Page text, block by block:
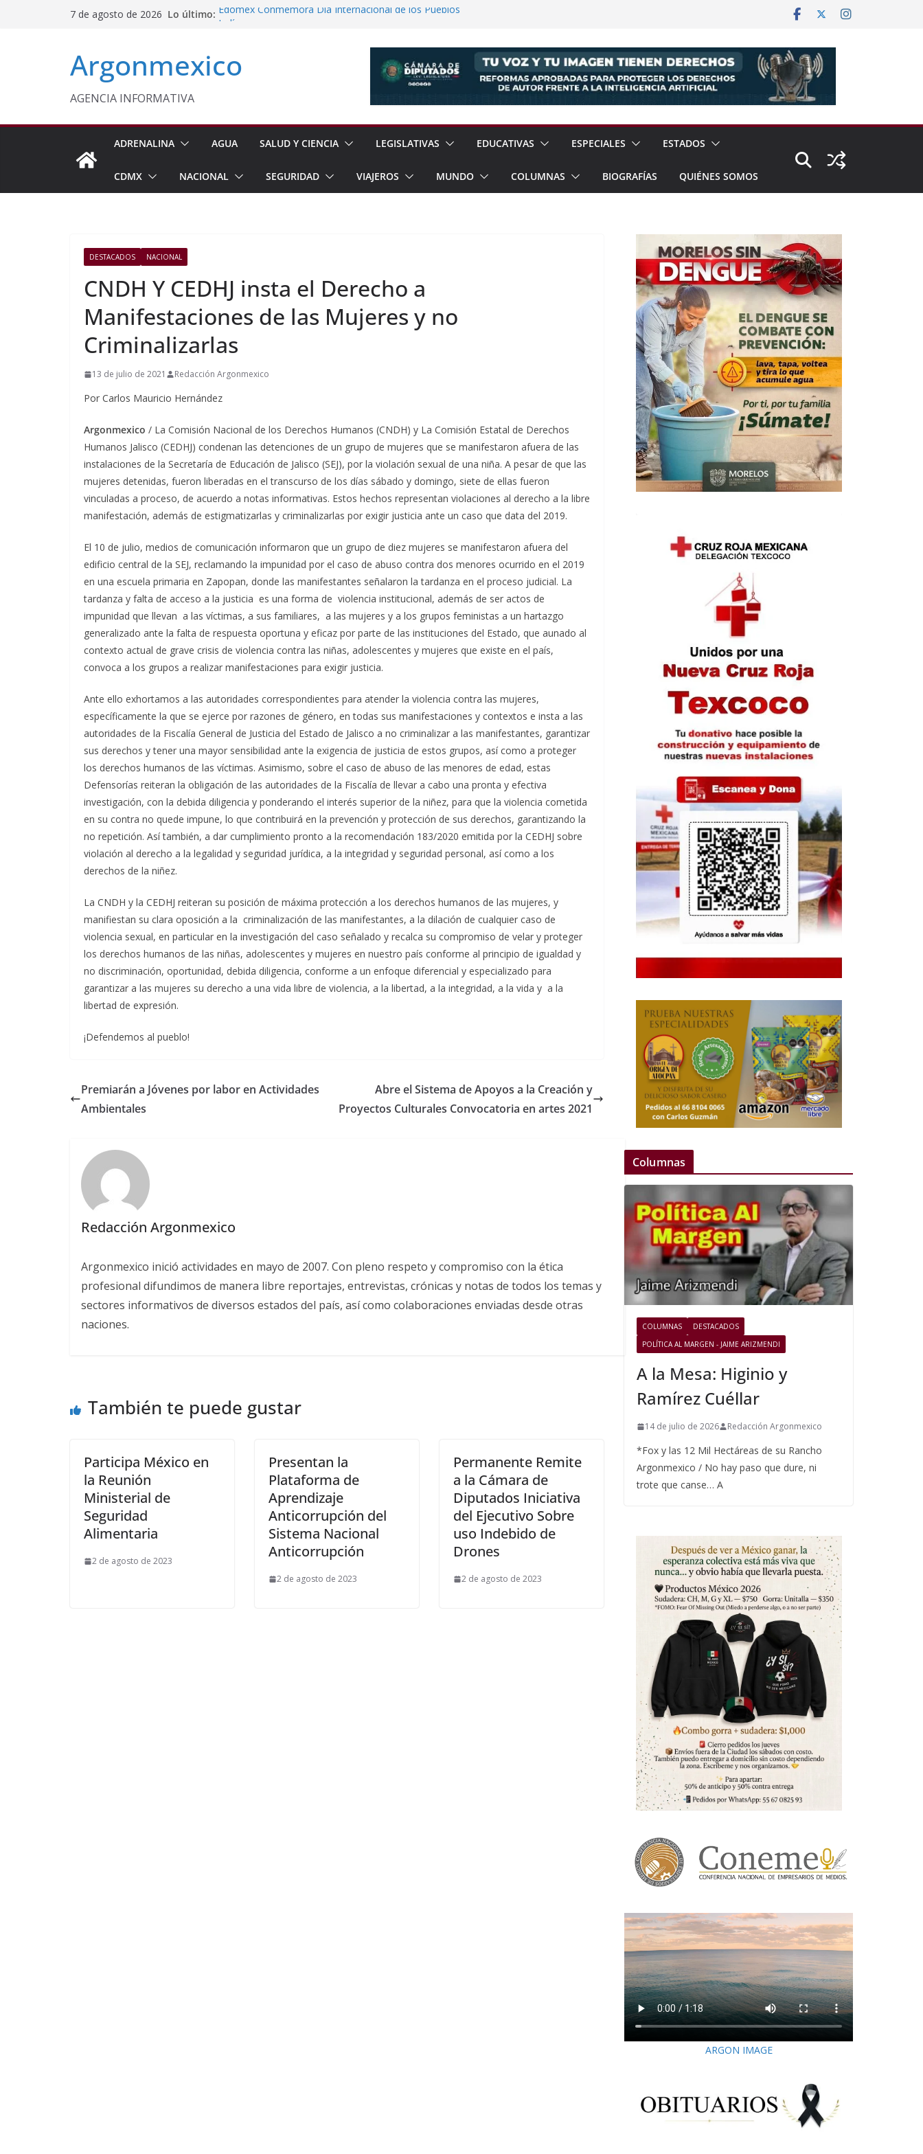
7 de agosto de 2026 Lo último: Edomex Conmemora Día Internacional de los Pueblos
Homero Davis Llama a Jóvenes a Participar en la Vida Política
Evalúa México gas No Convencional Para Reforzar Soberanía
Energética
Argonmexico
AGENCIA INFORMATIVA
ADRENALINA AGUA SALUD Y CIENCIA LEGISLATIVAS EDUCATIVAS ESPECIALES ESTADOS
CDMX NACIONAL SEGURIDAD VIAJEROS MUNDO COLUMNAS BIOGRAFÍAS QUIÉNES SOMOS
DESTACADOS NACIONAL
CNDH Y CEDHJ insta el Derecho a
Manifestaciones de las Mujeres y no
Criminalizarlas
13 de julio de 2021 Redacción Argonmexico
Por Carlos Mauricio Hernández
Argonmexico / La Comisión Nacional de los Derechos Humanos (CNDH) y La Comisión Estatal de Derechos
Humanos Jalisco (CEDHJ) condenan las detenciones de un grupo de mujeres que se manifestaron afuera de las
instalaciones de la Secretaría de Educación de Jalisco (SEJ), por la violación sexual de una niña. A pesar de que las
mujeres detenidas, fueron liberadas en el transcurso de los días sábado y domingo, siete de ellas fueron
vinculadas a proceso, de acuerdo a notas informativas. Estos hechos representan violaciones al derecho a la libre
manifestación, además de estigmatizarlas y criminalizarlas por exigir justicia ante un caso que data del 2019.
El 10 de julio, medios de comunicación informaron que un grupo de diez mujeres se manifestaron afuera del
edificio central de la SEJ, reclamando la impunidad por el caso de abuso contra dos menores ocurrido en el 2019
en una escuela primaria en Zapopan, donde las manifestantes señalaron la tardanza en el proceso judicial. La
tardanza y falta de acceso a la justicia es una forma de violencia institucional, además de ser actos de
impunidad que llevan a las víctimas, a sus familiares, a las mujeres y a los grupos feministas a un hartazgo
generalizado ante la falta de respuesta oportuna y eficaz por parte de las instituciones del Estado, que aunado al
contexto actual de grave crisis de violencia contra las niñas, adolescentes y mujeres que existe en el país,
convoca a los grupos a realizar manifestaciones para exigir justicia.
Ante ello exhortamos a las autoridades correspondientes para atender la violencia contra las mujeres,
específicamente la que se ejerce por razones de género, en todas sus manifestaciones y contextos e insta a las
autoridades de la Fiscalía General de Justicia del Estado de Jalisco a no criminalizar a las manifestantes, garantizar
sus derechos y tener una mayor sensibilidad ante la exigencia de justicia de estos grupos, así como a proteger
los derechos humanos de las víctimas. Asimismo, sobre el caso de abuso de las menores de edad, estas
Defensorías reiteran la obligación de las autoridades de la Fiscalía de llevar a cabo una pronta y efectiva
investigación, con la debida diligencia y ponderando el interés superior de la niñez, para que la violencia cometida
en su contra no quede impune, lo que contribuirá en la prevención y protección de sus derechos, garantizando la
no repetición. Así también, a dar cumplimiento pronto a la recomendación 183/2020 emitida por la CEDHJ sobre
violación al derecho a la legalidad y seguridad jurídica, a la integridad y seguridad personal, así como a los
derechos de la niñez.
La CNDH y la CEDHJ reiteran su posición de máxima protección a los derechos humanos de las mujeres, y
manifiestan su clara oposición a la criminalización de las manifestantes, a la dilación de cualquier caso de
violencia sexual, en particular en la investigación del caso señalado y recalca su compromiso de velar y proteger
los derechos humanos de las niñas, adolescentes y mujeres en nuestro país conforme al principio de igualdad y
no discriminación, oportunidad, debida diligencia, conforme a un enfoque diferencial y especializado para
garantizar a las mujeres su derecho a una vida libre de violencia, a la libertad, a la integridad, a la vida y a la
libertad de expresión.
¡Defendemos al pueblo!
Premiarán a Jóvenes por labor en Actividades
Ambientales
Abre el Sistema de Apoyos a la Creación y
Proyectos Culturales Convocatoria en artes 2021
Redacción Argonmexico
Argonmexico inició actividades en mayo de 2007. Con pleno respeto y compromiso con la ética
profesional difundimos de manera libre reportajes, entrevistas, crónicas y notas de todos los temas y
sectores informativos de diversos estados del país, así como colaboraciones enviadas desde otras
naciones.
También te puede gustar
Participa México en
la Reunión
Ministerial de
Seguridad
Alimentaria
2 de agosto de 2023
Presentan la
Plataforma de
Aprendizaje
Anticorrupción del
Sistema Nacional
Anticorrupción
2 de agosto de 2023
Permanente Remite
a la Cámara de
Diputados Iniciativa
del Ejecutivo Sobre
uso Indebido de
Drones
2 de agosto de 2023
Columnas
COLUMNAS
DESTACADOS
POLÍTICA AL MARGEN - JAIME ARIZMENDI
A la Mesa: Higinio y
Ramírez Cuéllar
14 de julio de 2026 Redacción Argonmexico
*Fox y las 12 Mil Hectáreas de su Rancho
Argonmexico / No hay paso que dure, ni
trote que canse… A
ARGON IMAGE